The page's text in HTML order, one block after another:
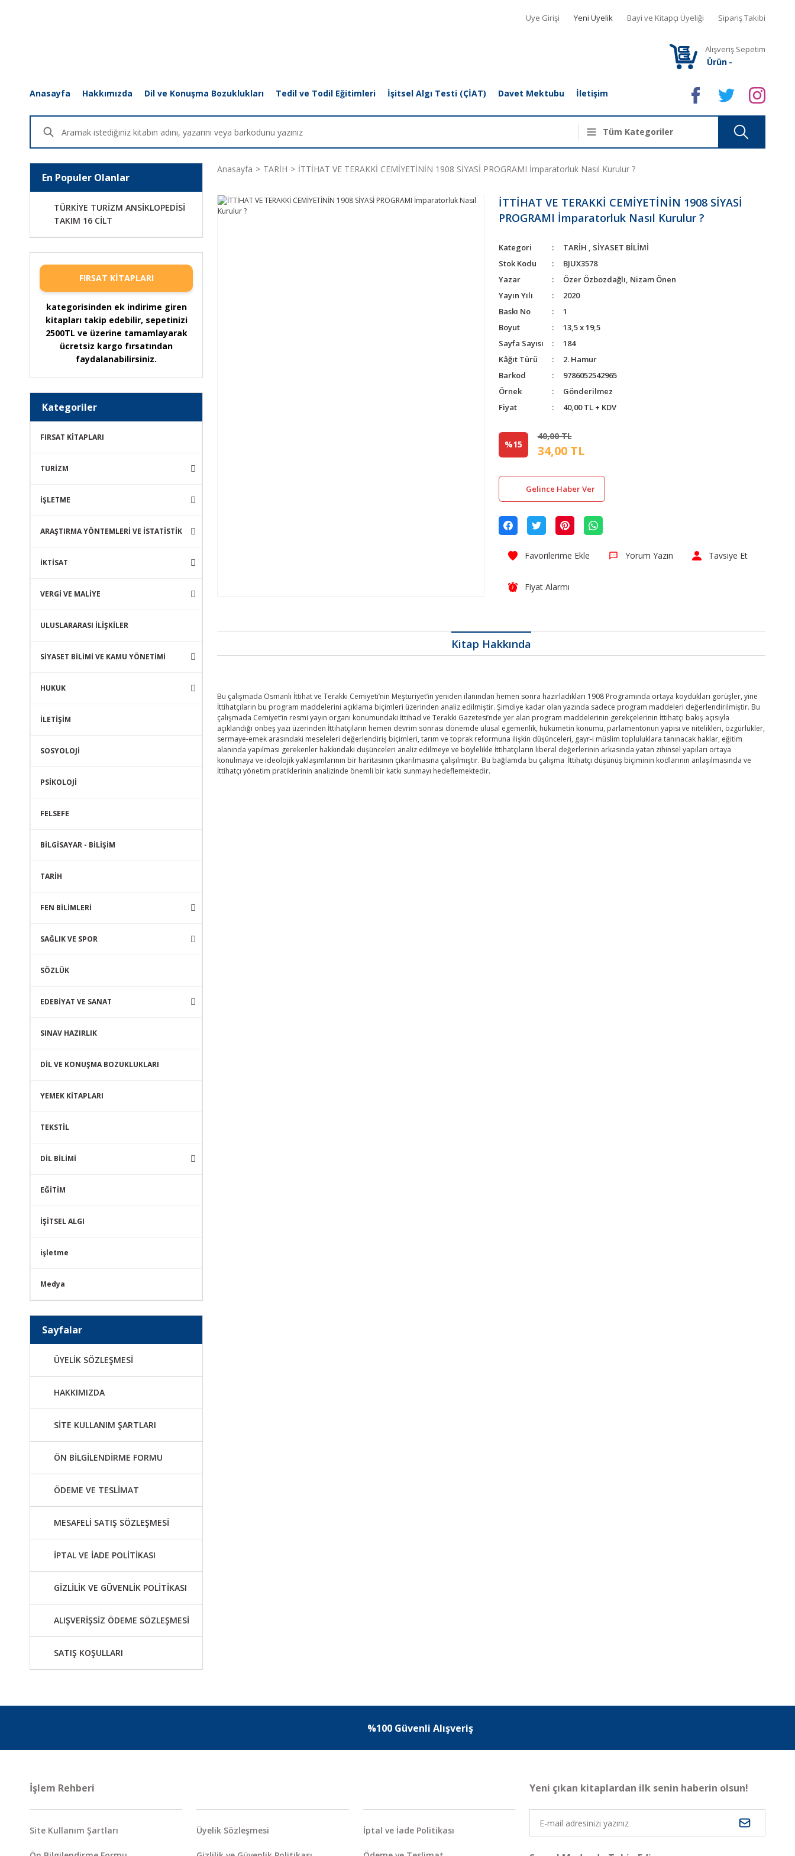
Üye Girişi Yeni Üyelik Bayi ve Kitapçı Üyeliği Sipariş Takibi
Alışveriş Sepetim
Ürün -
Anasayfa Hakkımızda Dil ve Konuşma Bozuklukları Tedil ve Todil Eğitimleri İşitsel Algı Testi (ÇİAT) Davet Mektubu İletişim
En Populer Olanlar
TÜRKİYE TURİZM ANSİKLOPEDİSİ
TAKIM 16 CİLT
FIRSAT KİTAPLARI
kategorisinden ek indirime giren
kitapları takip edebilir, sepetinizi
2500TL ve üzerine tamamlayarak
ücretsiz kargo fırsatından
faydalanabilirsiniz.
Kategoriler
FIRSAT KİTAPLARI
TURİZM
İŞLETME
ARAŞTIRMA YÖNTEMLERİ VE İSTATİSTİK
İKTİSAT
VERGİ VE MALİYE
ULUSLARARASI İLİŞKİLER
SİYASET BİLİMİ VE KAMU YÖNETİMİ
HUKUK
İLETİŞİM
SOSYOLOJİ
PSİKOLOJİ
FELSEFE
BİLGİSAYAR - BİLİŞİM
TARİH
FEN BİLİMLERİ
SAĞLIK VE SPOR
SÖZLÜK
EDEBİYAT VE SANAT
SINAV HAZIRLIK
DİL VE KONUŞMA BOZUKLUKLARI
YEMEK KİTAPLARI
TEKSTİL
DİL BİLİMİ
EĞİTİM
İŞİTSEL ALGI
işletme
Medya
Sayfalar
ÜYELİK SÖZLEŞMESİ
HAKKIMIZDA
SİTE KULLANIM ŞARTLARI
ÖN BİLGİLENDİRME FORMU
ÖDEME VE TESLİMAT
MESAFELİ SATIŞ SÖZLEŞMESİ
İPTAL VE İADE POLİTİKASI
GİZLİLİK VE GÜVENLİK POLİTİKASI
ALIŞVERİŞSİZ ÖDEME SÖZLEŞMESİ
SATIŞ KOŞULLARI
Anasayfa TARİH İTTİHAT VE TERAKKİ CEMİYETİNİN 1908 SİYASİ PROGRAMI İmparatorluk Nasıl Kurulur ?
İTTİHAT VE TERAKKİ CEMİYETİNİN 1908 SİYASİ
PROGRAMI İmparatorluk Nasıl Kurulur ?
Kategori TARİH , SİYASET BİLİMİ
Stok Kodu
BJUX3578
Yazar
Özer Özbozdağlı, Nizam Önen
Yayın Yılı
2020
Baskı No
1
Boyut
13,5 x 19,5
Sayfa Sayısı
184
Kâğıt Türü
2. Hamur
Barkod
9786052542965
Örnek
Gönderilmez
Fiyat
40,00 TL + KDV
%15
40,00 TL
34,00 TL
Gelince Haber Ver
Yorum Yazın Tavsiye Et
Fiyat Alarmı
Kitap Hakkında
Bu çalışmada Osmanlı İttihat ve Terakki Cemiyeti’nin Meşturiyet’in yeniden ilanından hemen sonra hazırladıkları 1908 Programında ortaya koydukları görüşler, yine
İttihatçıların bu program maddelerini açıklama biçimleri üzerinden analiz edilmiştir. Şimdiye kadar olan yazında sadece program maddeleri değerlendirilmiştir. Bu
çalışmada Cemiyet’in resmi yayın organı konumundaki İttihad ve Terakki Gazetesi’nde yer alan program maddelerinin gerekçelerinin İttihatçı bakış açısıyla
açıklandığı onbeş yazı üzerinden İttihatçıların hemen devrim sonrası dönemde ulusal egemenlik, hükümetin konumu, parlamentonun yapısı ve nitelikleri, özgürlükler,
sermaye-emek arasındaki meseleleri değerlendiriş biçimleri, tarım ve toprak reformuna ilişkin düşünceleri, gayr-i müslim topluluklara tanınacak haklar, eğitim
alanında yapılması gerekenler hakkındaki düşünceleri analiz edilmeye ve böylelikle İttihatçıların liberal değerlerinin arkasında yatan zihinsel yapıları ortaya
konulmaya ve ideolojik yaklaşımlarının bir haritasının çıkarılmasına çalışılmıştır. Bu bağlamda bu çalışma İttihatçı düşünüş biçiminin kodlarının anlaşılmasında ve
İttihatçı yönetim pratiklerinin analizinde önemli bir katkı sunmayı hedeflemektedir.
%100 Güvenli Alışveriş
İşlem Rehberi
Site Kullanım Şartları Üyelik Sözleşmesi İptal ve İade Politikası
Yeni çıkan kitaplardan ilk senin haberin olsun!